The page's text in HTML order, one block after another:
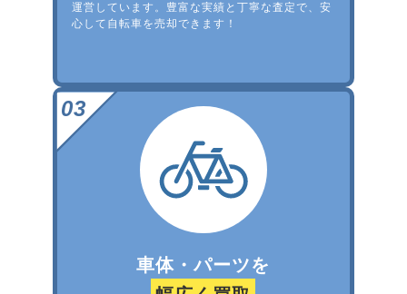
運営しています。豊富な実績と丁寧な査定で、安
心して自転車を売却できます！
車体・パーツを